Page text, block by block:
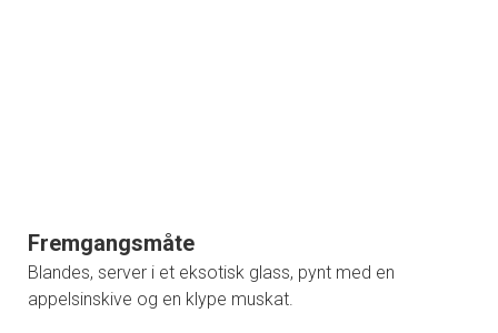
Fremgangsmåte
Blandes, server i et eksotisk glass, pynt med en
appelsinskive og en klype muskat.